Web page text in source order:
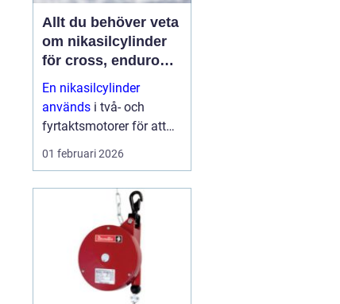
Allt du behöver veta
om nikasilcylinder
för cross, enduro
och skoter
En nikasilcylinder
används i två- och
fyrtaktsmotorer för att
ge längre livslängd,
cylindern beläggs med
nickelkiselkarbid-
beläggning som tål höga
varvtal,...
01 februari 2026